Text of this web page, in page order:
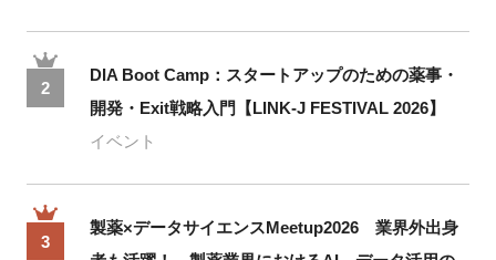
2
DIA Boot Camp：スタートアップのための薬事・
開発・Exit戦略入門【LINK-J FESTIVAL 2026】
イベント
3
製薬×データサイエンスMeetup2026 業界外出身